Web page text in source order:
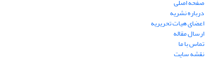
درباره نشریه
اعضای هیات تحریریه
ارسال مقاله
تماس با ما
نقشه سایت